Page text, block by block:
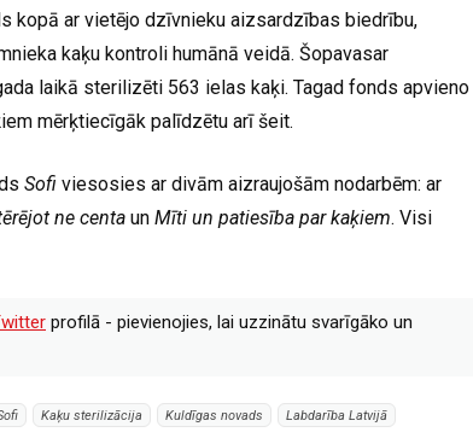
kopā ar vietējo dzīvnieku aizsardzības biedrību,
kaķu kontroli humānā veidā. Šopavasar
laikā sterilizēti 563 ielas kaķi. Tagad fonds apvieno
mērķtiecīgāk palīdzētu arī šeit.
Sofi viesosies ar divām aizraujošām nodarbēm: ar
ne centa un Mīti un patiesība par kaķiem. Visi
profilā - pievienojies, lai uzzinātu svarīgāko un
Kaķu sterilizācija Kuldīgas novads Labdarība Latvijā